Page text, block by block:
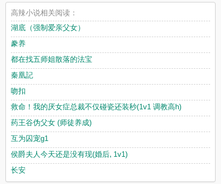
高辣小说相关阅读：
湖底（强制爱亲父女）
豢养
都在找五师姐散落的法宝
秦凰記
吻扣
救命！我的厌女症总裁不仅碰瓷还装秒(1v1 调教高h)
药王谷伪父女 (师徒养成)
互为囚宠g1
侯爵夫人今天还是没有现(婚后, 1v1)
长安